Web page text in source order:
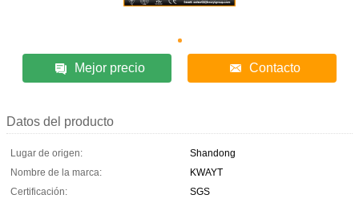
Mejor precio Contacto
Datos del producto
Lugar de origen:
Shandong
Nombre de la marca:
KWAYT
Certificación:
SGS